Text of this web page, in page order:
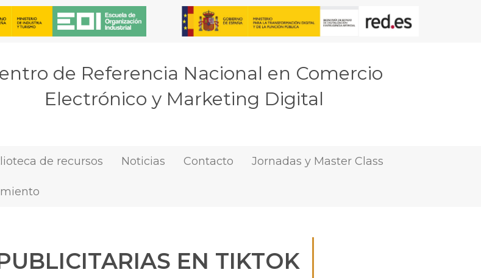
de Referencia Nacional en Comercio
Electrónico y Marketing Digital
de recursos Noticias Contacto Jornadas y Master Class
EN TIKTOK